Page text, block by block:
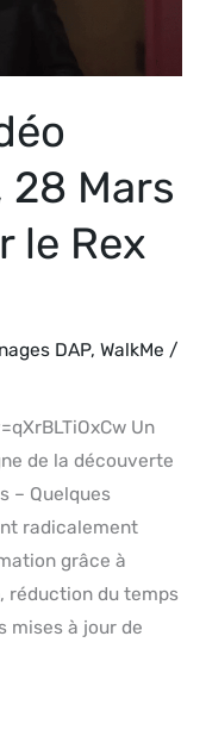
28 Mars
le Rex
DAP, WalkMe /
Un
de la découverte
– Quelques
radicalement
grâce à
réduction du temps
mises à jour de